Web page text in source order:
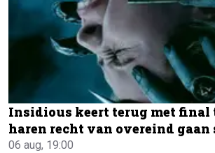
Insidious keert terug met final
haren recht van overeind gaan
06 aug, 19:00